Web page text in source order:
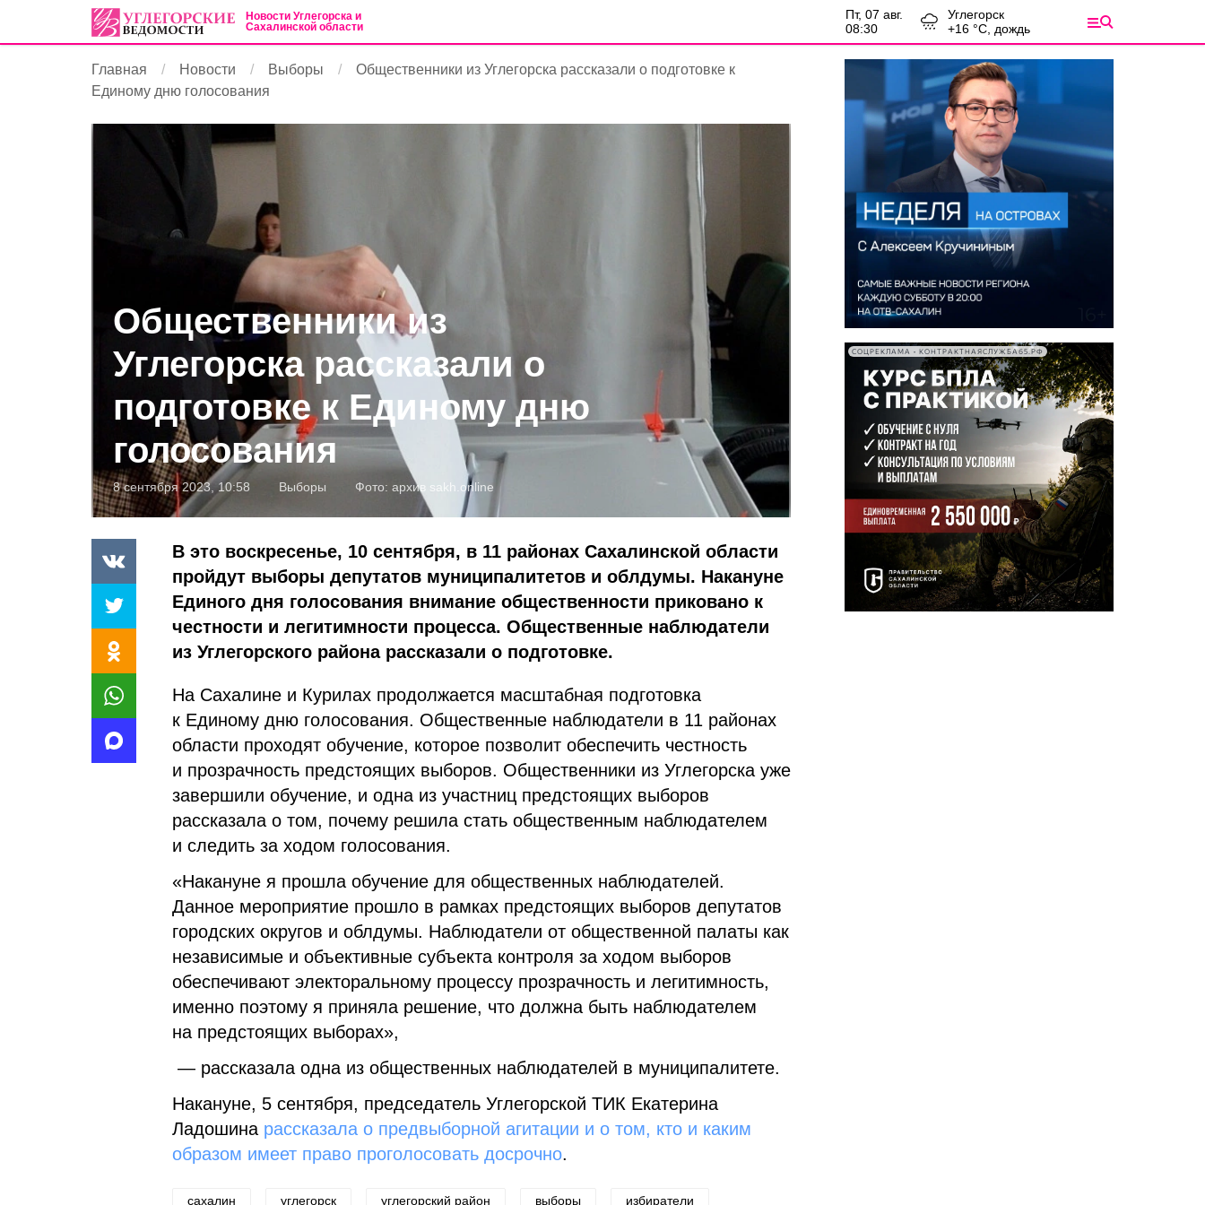
Новости Углегорска и
Сахалинской области
пт, 07 авг.
08:30
Углегорск
+16 °С, дождь
Главная Новости Выборы
Общественники из Углегорска рассказали о подготовке к
Единому дню голосования
Общественники из
Углегорска рассказали о
подготовке к Единому дню
голосования
8 сентября 2023, 10:58 Выборы Фото: архив sakh.online
В это воскресенье, 10 сентября, в 11 районах Сахалинской области
пройдут выборы депутатов муниципалитетов и облдумы. Накануне
Единого дня голосования внимание общественности приковано к
честности и легитимности процесса. Общественные наблюдатели
из Углегорского района рассказали о подготовке.
На Сахалине и Курилах продолжается масштабная подготовка
к Единому дню голосования. Общественные наблюдатели в 11 районах
области проходят обучение, которое позволит обеспечить честность
и прозрачность предстоящих выборов. Общественники из Углегорска уже
завершили обучение, и одна из участниц предстоящих выборов
рассказала о том, почему решила стать общественным наблюдателем
и следить за ходом голосования.
«Накануне я прошла обучение для общественных наблюдателей.
Данное мероприятие прошло в рамках предстоящих выборов депутатов
городских округов и облдумы. Наблюдатели от общественной палаты как
независимые и объективные субъекта контроля за ходом выборов
обеспечивают электоральному процессу прозрачность и легитимность,
именно поэтому я приняла решение, что должна быть наблюдателем
на предстоящих выборах»,
— рассказала одна из общественных наблюдателей в муниципалитете.
Накануне, 5 сентября, председатель Углегорской ТИК Екатерина
Ладошина рассказала о предвыборной агитации и о том, кто и каким
образом имеет право проголосовать досрочно.
сахалин углегорск углегорский район выборы избиратели
СОЦРЕКЛАМА • КОНТРАКТНАЯСЛУЖБА65.РФ